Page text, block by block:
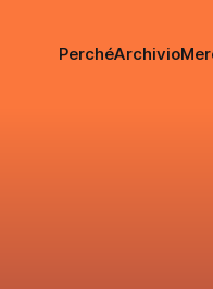
PerchéArchivio